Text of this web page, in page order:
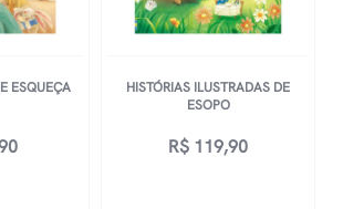
ESQUEÇA
HISTÓRIAS ILUSTRADAS DE
ESOPO
R$ 119,90